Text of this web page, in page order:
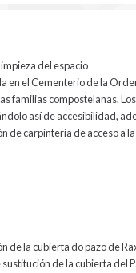
del espacio
en el Cementerio de la
familias compostelanas.
así de accesibilidad,
de carpintería de acceso a
de la cubierta do pazo de
sustitución de la cubierta